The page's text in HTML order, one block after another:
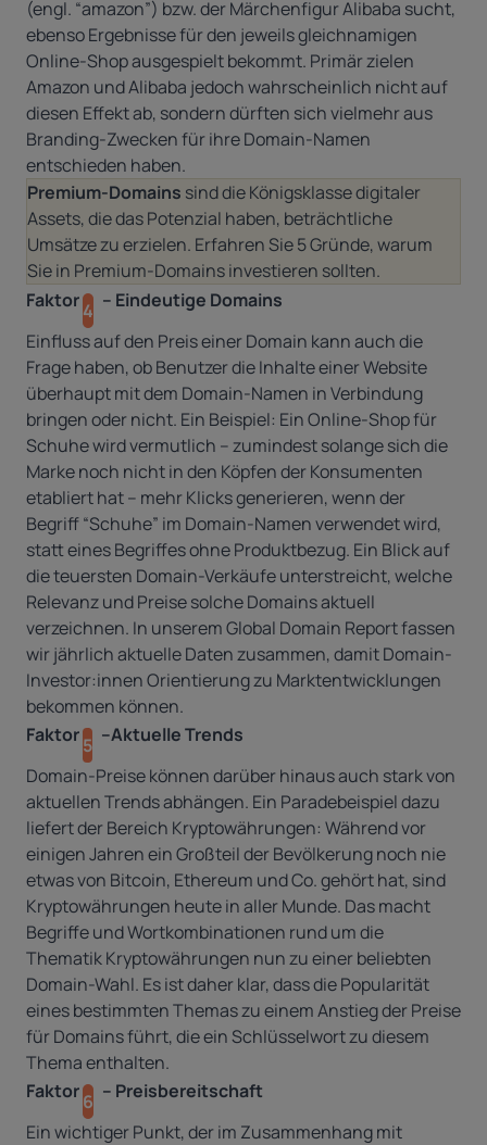
(engl. “amazon”) bzw. der Märchenfigur Alibaba sucht,
ebenso Ergebnisse für den jeweils gleichnamigen
Online-Shop ausgespielt bekommt. Primär zielen
Amazon und Alibaba jedoch wahrscheinlich nicht auf
diesen Effekt ab, sondern dürften sich vielmehr aus
Branding-Zwecken für ihre Domain-Namen
entschieden haben.
Premium-Domains sind die Königsklasse digitaler
Assets, die das Potenzial haben, beträchtliche
Umsätze zu erzielen. Erfahren Sie 5 Gründe, warum
Sie in Premium-Domains investieren sollten.
Faktor4 – Eindeutige Domains
Einfluss auf den Preis einer Domain kann auch die
Frage haben, ob Benutzer die Inhalte einer Website
überhaupt mit dem Domain-Namen in Verbindung
bringen oder nicht. Ein Beispiel: Ein Online-Shop für
Schuhe wird vermutlich – zumindest solange sich die
Marke noch nicht in den Köpfen der Konsumenten
etabliert hat – mehr Klicks generieren, wenn der
Begriff “Schuhe” im Domain-Namen verwendet wird,
statt eines Begriffes ohne Produktbezug. Ein Blick auf
die teuersten Domain-Verkäufe unterstreicht, welche
Relevanz und Preise solche Domains aktuell
verzeichnen. In unseremGlobal Domain Reportfassen
wir jährlich aktuelle Daten zusammen, damit Domain-
Investor:innen Orientierung zu Marktentwicklungen
bekommen können.
Faktor5 –Aktuelle Trends
Domain-Preise können darüber hinaus auch stark von
aktuellen Trends abhängen. Ein Paradebeispiel dazu
liefert derBereich Kryptowährungen: Während vor
einigen Jahren ein Großteil der Bevölkerung noch nie
etwas von Bitcoin, Ethereum und Co. gehört hat, sind
Kryptowährungen heute in aller Munde. Das macht
Begriffe und Wortkombinationen rund um die
Thematik Kryptowährungen nun zu einer beliebten
Domain-Wahl. Es ist daher klar, dass die Popularität
eines bestimmten Themas zu einem Anstieg der Preise
für Domains führt, die ein Schlüsselwort zu diesem
Thema enthalten.
Faktor6 – Preisbereitschaft
Ein wichtiger Punkt, der im Zusammenhang mit